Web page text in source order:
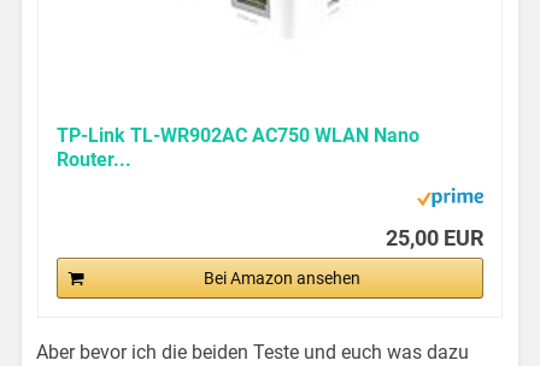
TP-Link TL-WR902AC AC750 WLAN Nano
Router...
25,00 EUR
Bei Amazon ansehen
Aber bevor ich die beiden Teste und euch was dazu